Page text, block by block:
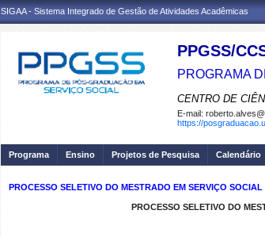
SIGAA - Sistema Integrado de Gestão de Atividades Acadêmicas
PPGSS/
PROGRAMA
CENTRO DE
E-mail:
https://
Programa Ensino Projetos de Pesquisa Calendário
PROCESSO SELETIVO DO MESTRADO EM SERVIÇO
PROCESSO SELETIVO DO